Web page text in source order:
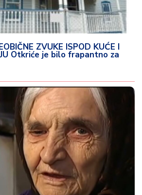
ZVUKE ISPOD KUĆE I
Otkriće je bilo frapantno za